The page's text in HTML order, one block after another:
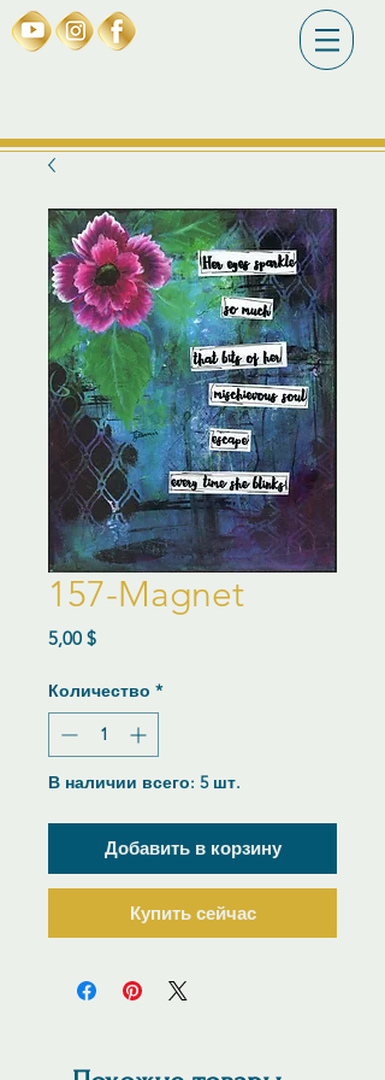
157-Magnet
5,00 $Цена
Количество *
В наличии всего: 5 шт.
Добавить в корзину
Купить сейчас